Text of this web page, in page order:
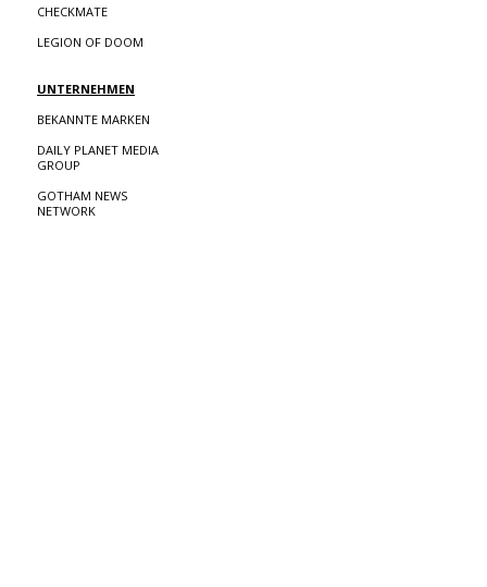
CHECKMATE
LEGION OF DOOM
UNTERNEHMEN
BEKANNTE MARKEN
DAILY PLANET MEDIA
GROUP
GOTHAM NEWS
NETWORK